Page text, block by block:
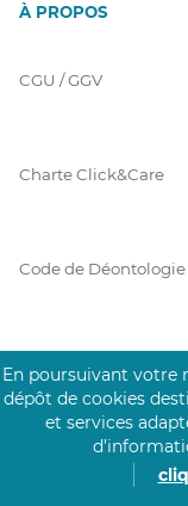
À PROPOS
CGU / GGV
Charte Click&Care
Code de Déontologie
Prérequis Click&Care
En poursuivant votre
dépôt de cookies
et services